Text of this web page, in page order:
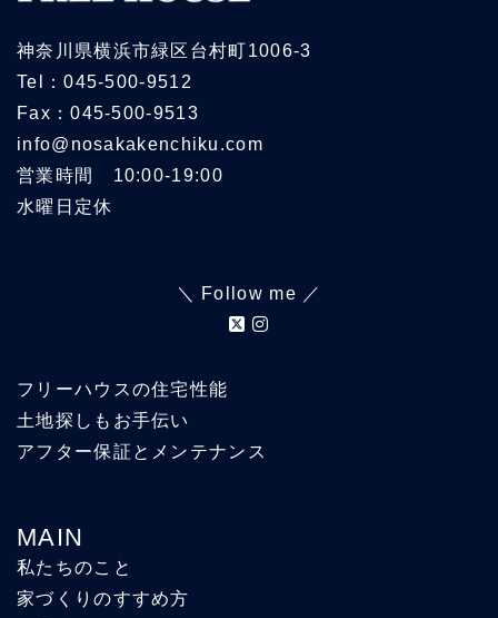
神奈川県横浜市緑区台村町1006-3
Tel：045-500-9512
Fax：045-500-9513
info@nosakakenchiku.com
営業時間 10:00-19:00
水曜日定休
＼ Follow me ／
フリーハウスの住宅性能
土地探しもお手伝い
アフター保証とメンテナンス
MAIN
私たちのこと
家づくりのすすめ方